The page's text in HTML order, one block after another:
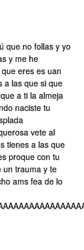
que no follas y yo
y me he
eres es uan
a las que si que
a ti la almeja
naciste tu
vete al
tienes a las que
proque con tu
un trauma y te
ams fea de lo